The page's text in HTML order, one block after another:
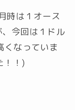
時は１オース
今回は１ドル
くなっていま
！！)